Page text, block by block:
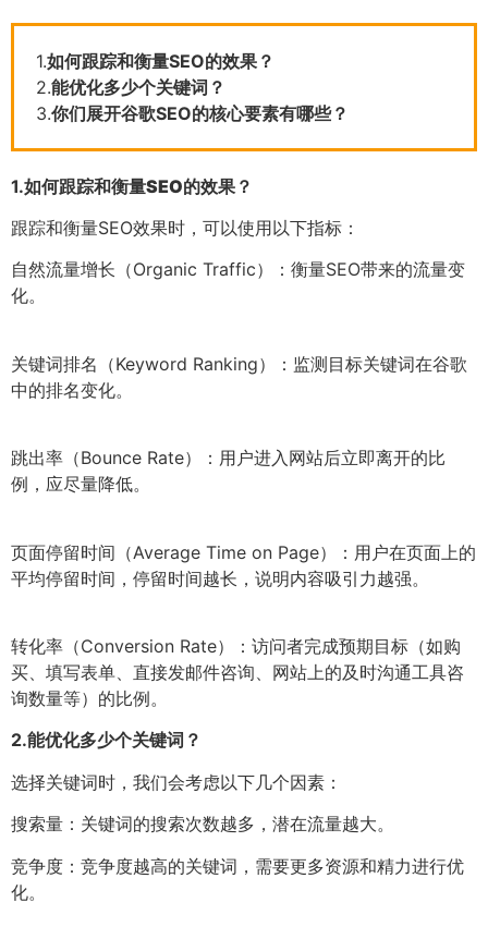
1.如何跟踪和衡量SEO的效果？
2.能优化多少个关键词？
3.你们展开谷歌SEO的核心要素有哪些？
1.如何跟踪和衡量SEO的效果？
跟踪和衡量SEO效果时，可以使用以下指标：
自然流量增长（Organic Traffic）：衡量SEO带来的流量变
化。
关键词排名（Keyword Ranking）：监测目标关键词在谷歌
中的排名变化。
跳出率（Bounce Rate）：用户进入网站后立即离开的比
例，应尽量降低。
页面停留时间（Average Time on Page）：用户在页面上的
平均停留时间，停留时间越长，说明内容吸引力越强。
转化率（Conversion Rate）：访问者完成预期目标（如购
买、填写表单、直接发邮件咨询、网站上的及时沟通工具咨
询数量等）的比例。
2.能优化多少个关键词？
选择关键词时，我们会考虑以下几个因素：
搜索量：关键词的搜索次数越多，潜在流量越大。
竞争度：竞争度越高的关键词，需要更多资源和精力进行优
化。